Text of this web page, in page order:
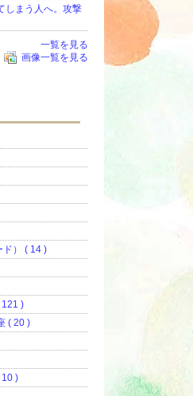
しまう人へ。攻撃
一覧を見る
画像一覧を見る
ド） ( 14 )
121 )
( 20 )
10 )